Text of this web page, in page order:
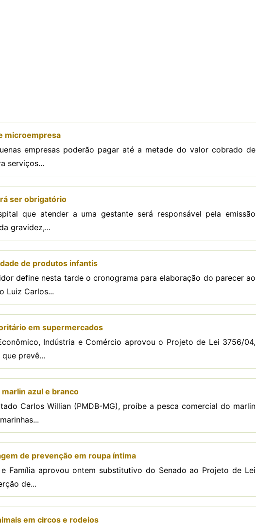
microempresa
empresas poderão pagar até a metade do valor cobrado de
serviços...
ser obrigatório
que atender a uma gestante será responsável pela emissão
gravidez,...
de produtos infantis
define nesta tarde o cronograma para elaboração do parecer ao
Luiz Carlos...
em supermercados
Indústria e Comércio aprovou o Projeto de Lei 3756/04,
prevê...
azul e branco
Carlos Willian (PMDB-MG), proíbe a pesca comercial do marlin
de prevenção em roupa íntima
Família aprovou ontem substitutivo do Senado ao Projeto de Lei
de...
em circos e rodeios